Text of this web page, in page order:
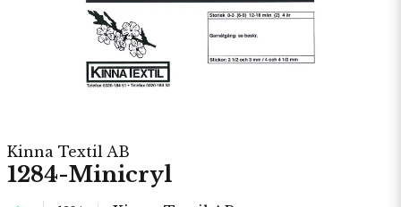
Kinna Textil AB
1284-Minicryl